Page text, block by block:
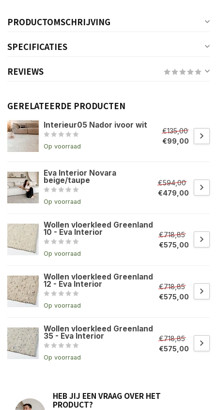
PRODUCTOMSCHRIJVING
SPECIFICATIES
REVIEWS
GERELATEERDE PRODUCTEN
Interieur05 Nador ivoor wit
Op voorraad
€135,00
€99,00
Eva Interior Novara
beige/taupe
Op voorraad
€594,00
€479,00
Wollen vloerkleed Greenland
10 - Eva Interior
Op voorraad
€718,85
€575,00
Wollen vloerkleed Greenland
12 - Eva Interior
Op voorraad
€718,85
€575,00
Wollen vloerkleed Greenland
35 - Eva Interior
Op voorraad
€718,85
€575,00
HEB JIJ EEN VRAAG OVER HET
PRODUCT?